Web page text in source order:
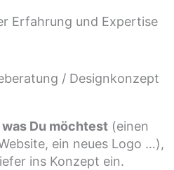
Erfahrung und Expertise
Du möchtest (einen
ein neues Logo …),
ins Konzept ein.